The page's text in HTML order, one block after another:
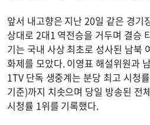
앞서 내고향은 지난 20일 같은 경기
상대로 2대1 역전승을 거두며 결승
기는 국내 사상 최초로 성사된 남북
화제를 모았다. 이영표 해설위원과
1TV 단독 생중계는 분당 최고 시청
기준)까지 치솟으며 당일 방송된 전
시청률 1위를 기록했다.